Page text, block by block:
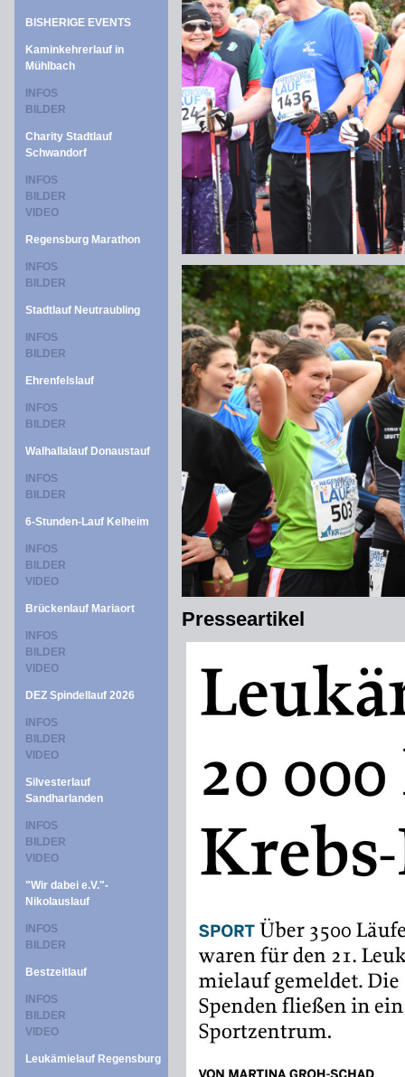
BISHERIGE EVENTS
Kaminkehrerlauf in
Mühlbach
INFOS
BILDER
Charity Stadtlauf
Schwandorf
INFOS
BILDER
VIDEO
Regensburg Marathon
INFOS
BILDER
Stadtlauf Neutraubling
INFOS
BILDER
Ehrenfelslauf
INFOS
BILDER
Walhallalauf Donaustauf
INFOS
BILDER
6-Stunden-Lauf Kelheim
INFOS
BILDER
VIDEO
Brückenlauf Mariaort
INFOS
BILDER
VIDEO
DEZ Spindellauf 2026
INFOS
BILDER
VIDEO
Silvesterlauf
Sandharlanden
INFOS
BILDER
VIDEO
"Wir dabei e.V."-
Nikolauslauf
INFOS
BILDER
Bestzeitlauf
INFOS
BILDER
VIDEO
Leukämielauf Regensburg
Presseartikel